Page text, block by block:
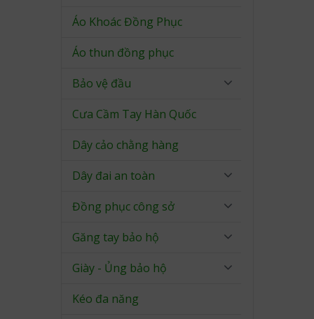
Áo Khoác Đồng Phục
Áo thun đồng phục
Bảo vệ đầu
Cưa Cầm Tay Hàn Quốc
Dây cảo chằng hàng
Dây đai an toàn
Đồng phục công sở
Găng tay bảo hộ
Giày - Ủng bảo hộ
Kéo đa năng